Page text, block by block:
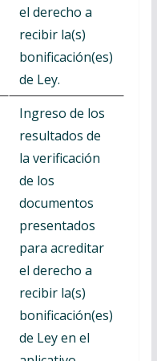
el derecho a
recibir la(s)
bonificación(es)
de Ley.
Ingreso de los
resultados de
la verificación
de los
documentos
presentados
para acreditar
el derecho a
recibir la(s)
bonificación(es)
de Ley en el